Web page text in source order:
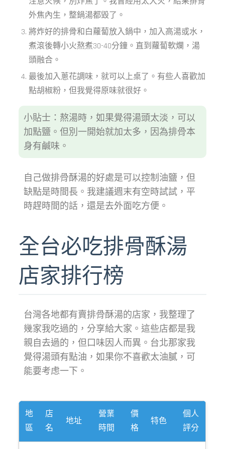
外焦內生，整鍋湯都毀了。
將炸好的排骨和白蘿蔔放入鍋中，加入高湯或水，
煮滾後轉小火熬煮30-40分鐘。直到蘿蔔軟爛，湯
頭融合。
最後加入蔥花調味，就可以上桌了。有些人喜歡加
點胡椒粉，但我覺得原味就很好。
小貼士：熬湯時，如果覺得湯頭太淡，可以
加點鹽。但別一開始就加太多，因為排骨本
身有鹹味。
自己做排骨酥湯的好處是可以控制油鹽，但
缺點是時間長。我建議週末有空時試試，平
時趕時間的話，還是去外面吃方便。
全台必吃排骨酥湯
店家排行榜
台灣各地都有賣排骨酥湯的店家，我整理了
幾家我吃過的，分享給大家。這些店都是我
親自去過的，但口味因人而異。台北那家我
覺得湯頭有點油，如果你不喜歡太油膩，可
能要考虑一下。
地
區
店
名
地址
營業
時間
價
格
特色
個人
評分